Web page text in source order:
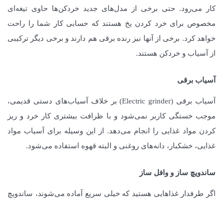
کار می‌رود. حتی برخی از مدل‌های جدید خردکن‌ها حاوی تیغه‌ای
مخصوص برای خرد کردن یخ هستند که حسابی کار شما را راحت
خواهد کرد. برخی از آنها نیز رنده برقی هم دارند و برخی دیگر ترکیبی
از آسیاب و خردکن هستند.
آسیاب برقی
آسیاب برقی (Electric grinder) بر خلاف آسیاب‌های دستی قدیمی،
موجب خستگی کاربر نمی‌شود و با ظرافت بیشتری کار خرد و ریز
کردن مواد غذایی را انجام می‌دهد. از این وسیله برای آسیاب مواد
غذایی، خشکبار، دانه‌های روغنی و البته قهوه استفاده می‌شود.
ساندویچ ساز و وافل ساز
اگر طرفدار غذاهایی هستید که خیلی سریع آماده می‌شوند، ساندویچ